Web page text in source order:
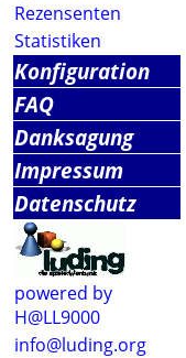
Rezensenten
Statistiken
Konfiguration
FAQ
Danksagung
Impressum
Datenschutz
powered by
H@LL9000
info@luding.org